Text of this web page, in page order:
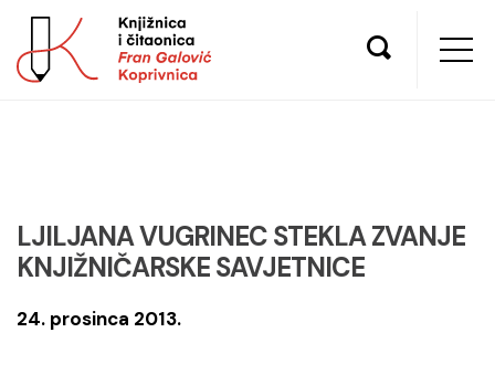
LJILJANA VUGRINEC STEKLA ZVANJE
KNJIŽNIČARSKE SAVJETNICE
24. prosinca 2013.